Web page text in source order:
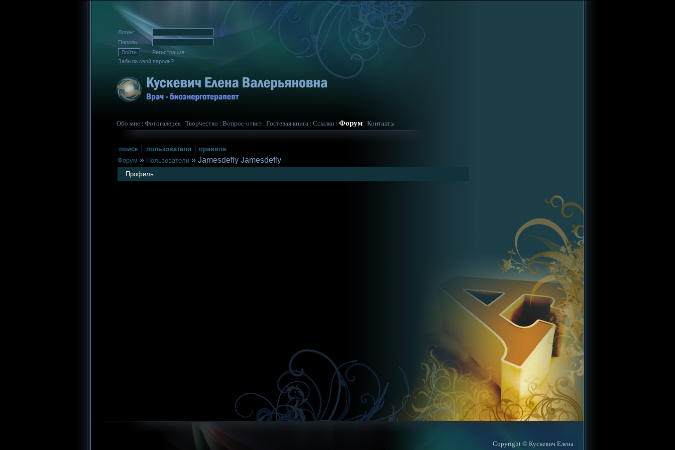
Логин:
Пароль:
Регистрация
Забыли свой пароль?
Обо мне Фотогалерея Творчество Вопрос-ответ Гостевая книга Ссылки Форум Контакты
поиск пользователи
правила
Форум » Пользователи » Jamesdefly Jamesdefly
Профиль
Copyright © Кускевич Елена